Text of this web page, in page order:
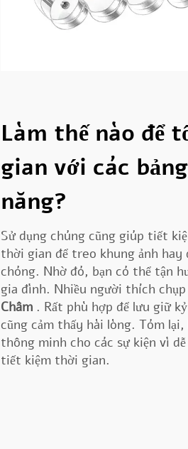
Làm thế nào để
gian với các
năng?
Sử dụng chúng cũng giúp tiết
thời gian để treo khung ảnh
chóng. Nhờ đó, bạn có thể tận
gia đình. Nhiều người thích chụp
Châm . Rất phù hợp để lưu giữ
cũng cảm thấy hài lòng. Tóm
thông minh cho các sự kiện vì
tiết kiệm thời gian.